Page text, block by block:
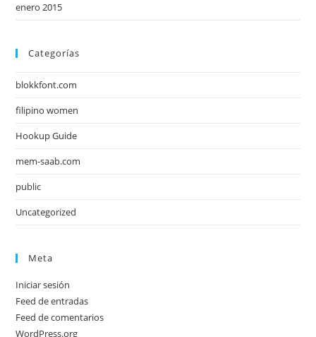
enero 2015
Categorías
blokkfont.com
filipino women
Hookup Guide
mem-saab.com
public
Uncategorized
Meta
Iniciar sesión
Feed de entradas
Feed de comentarios
WordPress.org